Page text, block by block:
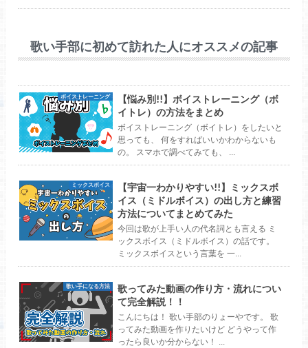
歌い手部に初めて訪れた人にオススメの記事
ボイストレーニング
【悩み別!!】ボイストレーニング（ボ
イトレ）の方法をまとめ
ボイストレーニング（ボイトレ）をしたいと
思っても、 何をすればいいかわからないも
の。 スマホで調べてみても、 ...
ミックスボイス
【宇宙一わかりやすい!!】ミックスボ
イス（ミドルボイス）の出し方と練習
方法についてまとめてみた
今回は歌が上手い人の代名詞とも言える ミ
ックスボイス（ミドルボイス）の話です。
ミックスボイスという言葉を 一...
歌い手になる方法
歌ってみた動画の作り方・流れについ
て完全解説！！
こんにちは！ 歌い手部のりょーやです。 歌
ってみた動画を作りたいけど どうやって作
ったら良いか分からない！ ...